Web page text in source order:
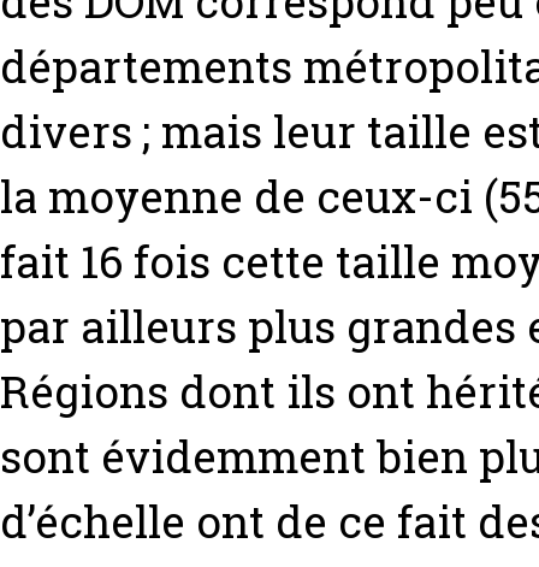
départements
divers ; mais leur taille
la moyenne de ceux-ci
fait 16 fois cette taille
par ailleurs plus grandes
Régions dont ils ont
sont évidemment bien
d’échelle ont de ce fait